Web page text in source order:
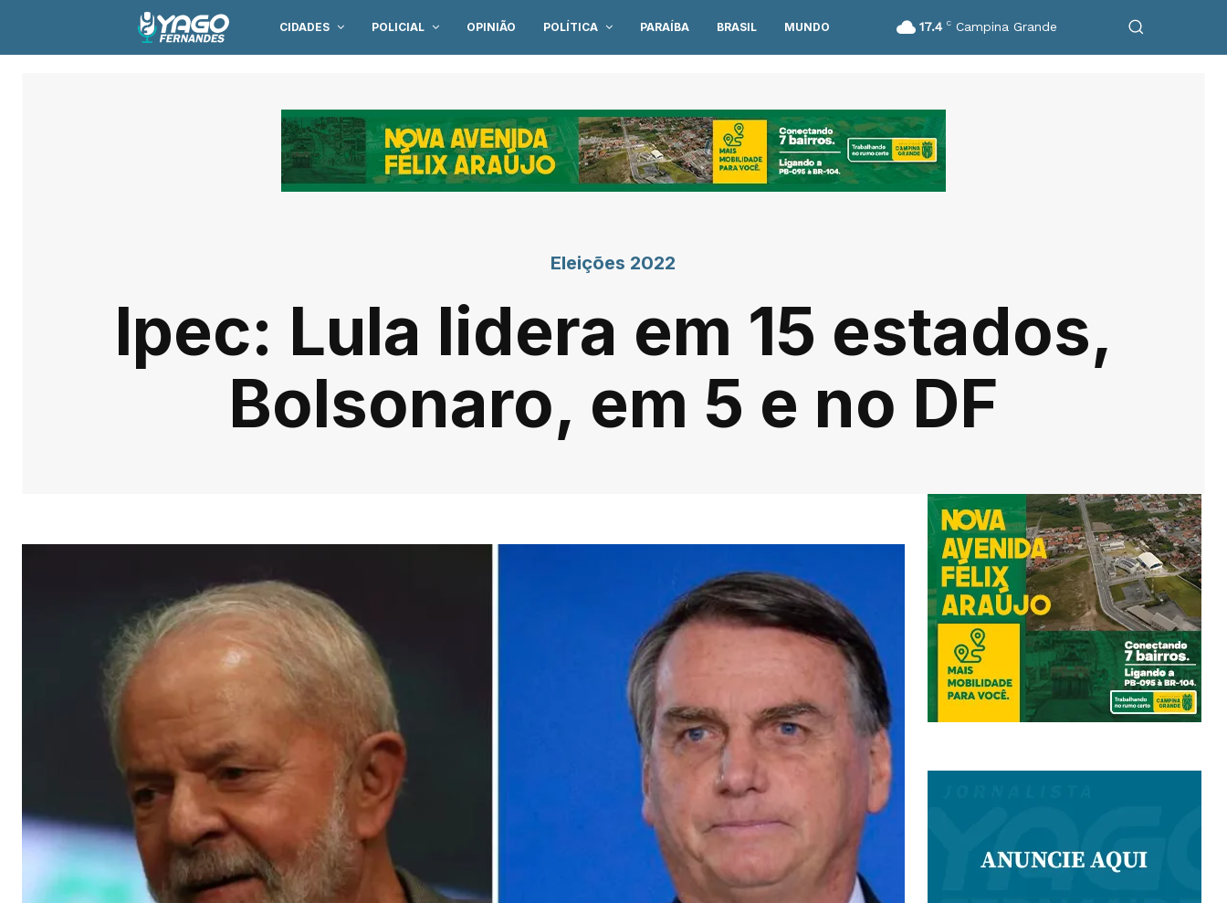
CIDADES POLICIAL OPINIÃO POLÍTICA PARAÍBA BRASIL MUNDO 17.4 C Campina Grande
Eleições 2022
Ipec: Lula lidera em 15 estados,
Bolsonaro, em 5 e no DF